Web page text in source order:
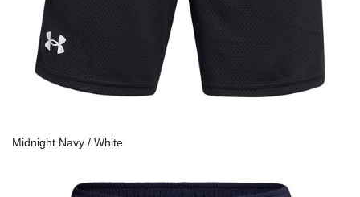
Midnight Navy / White